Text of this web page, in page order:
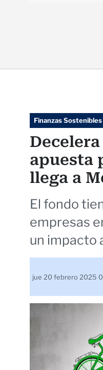
Finanzas Sostenibles
apuesta
llega a
El fondo
empresas
un impacto
jue 20 febrero 2025